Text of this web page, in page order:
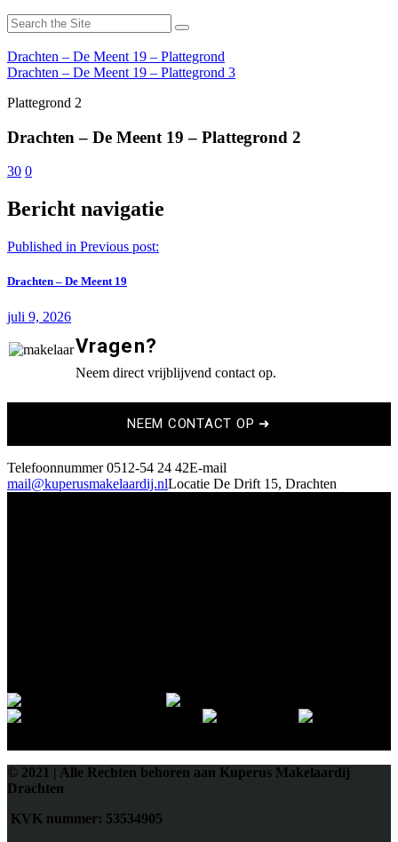
Drachten – De Meent 19 – Plattegrond
Drachten – De Meent 19 – Plattegrond 3
Plattegrond 2
Drachten – De Meent 19 – Plattegrond 2
30 0
Bericht navigatie
Published in Previous post:
Drachten – De Meent 19
juli 9, 2026
Vragen?
Neem direct vrijblijvend contact op.
NEEM CONTACT OP ➜
Telefoonnummer 0512-54 24 42E-mail
mail@kuperusmakelaardij.nlLocatie De Drift 15, Drachten
© 2021 | Alle Rechten behoren aan Kuperus Makelaardij
Drachten
KVK nummer: 53534905